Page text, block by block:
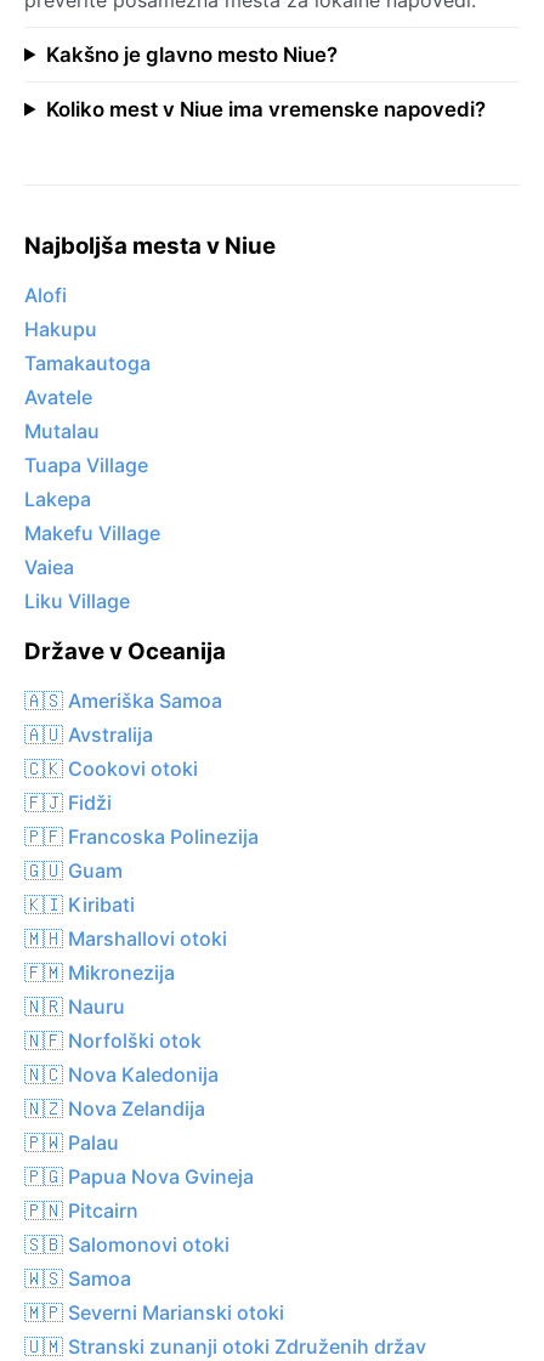
Kakšno je glavno mesto Niue?
Koliko mest v Niue ima vremenske napovedi?
Najboljša mesta v Niue
Alofi
Hakupu
Tamakautoga
Avatele
Mutalau
Tuapa Village
Lakepa
Makefu Village
Vaiea
Liku Village
Države v Oceanija
🇦🇸 Ameriška Samoa
🇦🇺 Avstralija
🇨🇰 Cookovi otoki
🇫🇯 Fidži
🇵🇫 Francoska Polinezija
🇬🇺 Guam
🇰🇮 Kiribati
🇲🇭 Marshallovi otoki
🇫🇲 Mikronezija
🇳🇷 Nauru
🇳🇫 Norfolški otok
🇳🇨 Nova Kaledonija
🇳🇿 Nova Zelandija
🇵🇼 Palau
🇵🇬 Papua Nova Gvineja
🇵🇳 Pitcairn
🇸🇧 Salomonovi otoki
🇼🇸 Samoa
🇲🇵 Severni Marianski otoki
🇺🇲 Stranski zunanji otoki Združenih držav